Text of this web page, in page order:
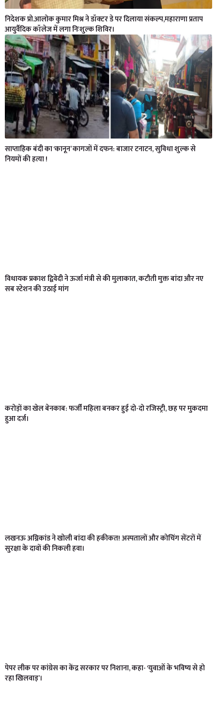
निदेशक प्रो.आलोक कुमार मिश्र ने डॉक्टर डे पर दिलाया संकल्प,महाराणा प्रताप
आयुर्वैदिक कॉलेज में लगा निःशुल्क शिविर।
साप्ताहिक बंदी का ‘कानून’ कागजों में दफन: बाजार टनाटन, सुविधा शुल्क से
नियमों की हत्या !
विधायक प्रकाश द्विवेदी ने ऊर्जा मंत्री से की मुलाकात, कटौती मुक्त बांदा और नए
सब स्टेशन की उठाई मांग
करोड़ों का खेल बेनकाब: फर्जी महिला बनकर हुई दो-दो रजिस्ट्री, छह पर मुकदमा
हुआ दर्ज।
लखनऊ अग्निकांड ने खोली बांदा की हकीकत! अस्पतालों और कोचिंग सेंटरों में
सुरक्षा के दावों की निकली हवा।
पेपर लीक पर कांग्रेस का केंद्र सरकार पर निशाना, कहा- ‘युवाओं के भविष्य से हो
रहा खिलवाड़’।